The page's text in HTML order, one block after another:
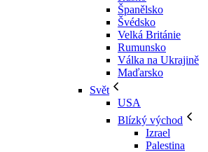
Španělsko
Švédsko
Velká Británie
Rumunsko
Válka na Ukrajině
Maďarsko
Svět
USA
Blízký východ
Izrael
Palestina